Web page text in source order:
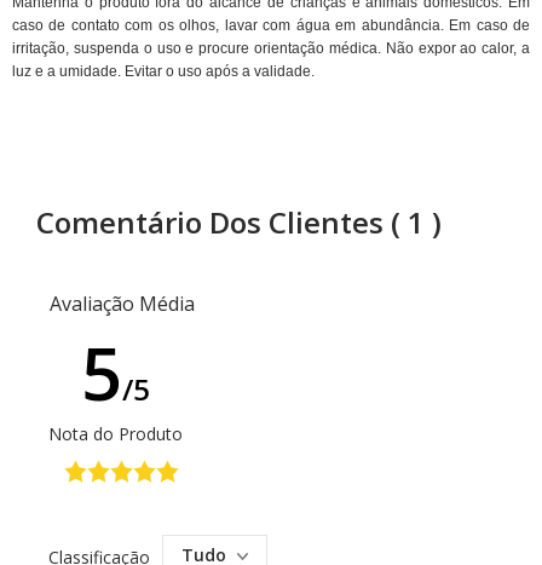
caso de contato com os olhos, lavar com água em abundância. Em caso de
irritação, suspenda o uso e procure orientação médica. Não expor ao calor, a
luz e a umidade. Evitar o uso após a validade.
Comentário Dos Clientes ( 1 )
Avaliação Média
5/5
Nota do Produto
Classificação Tudo